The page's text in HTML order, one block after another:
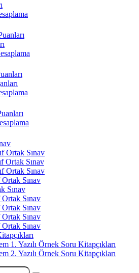
Ortak Sınav
Ortak Sınav
Ortak Sınav
Ortak Sınav
Sınav
Ortak Sınav
Ortak Sınav
Ortak Sınav
Ortak Sınav
1. Yazılı Örnek Soru Kitapçıkları
2. Yazılı Örnek Soru Kitapçıkları